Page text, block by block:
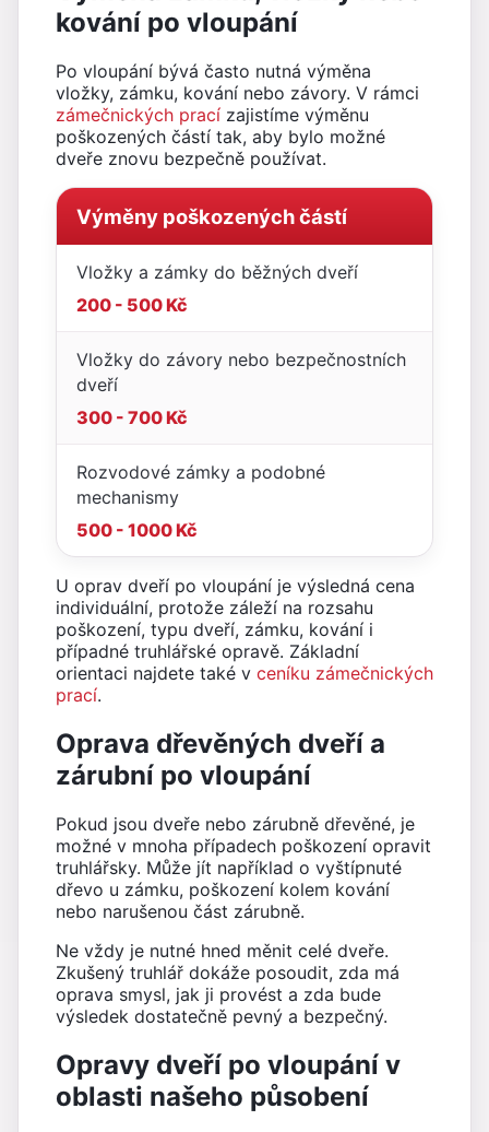
kování po vloupání
Po vloupání bývá často nutná výměna
vložky, zámku, kování nebo závory. V rámci
zámečnických prací zajistíme výměnu
poškozených částí tak, aby bylo možné
dveře znovu bezpečně používat.
Výměny poškozených částí
Vložky a zámky do běžných dveří
200 - 500 Kč
Vložky do závory nebo bezpečnostních
dveří
300 - 700 Kč
Rozvodové zámky a podobné
mechanismy
500 - 1000 Kč
U oprav dveří po vloupání je výsledná cena
individuální, protože záleží na rozsahu
poškození, typu dveří, zámku, kování i
případné truhlářské opravě. Základní
orientaci najdete také v ceníku zámečnických
prací.
Oprava dřevěných dveří a
zárubní po vloupání
Pokud jsou dveře nebo zárubně dřevěné, je
možné v mnoha případech poškození opravit
truhlářsky. Může jít například o vyštípnuté
dřevo u zámku, poškození kolem kování
nebo narušenou část zárubně.
Ne vždy je nutné hned měnit celé dveře.
Zkušený truhlář dokáže posoudit, zda má
oprava smysl, jak ji provést a zda bude
výsledek dostatečně pevný a bezpečný.
Opravy dveří po vloupání v
oblasti našeho působení